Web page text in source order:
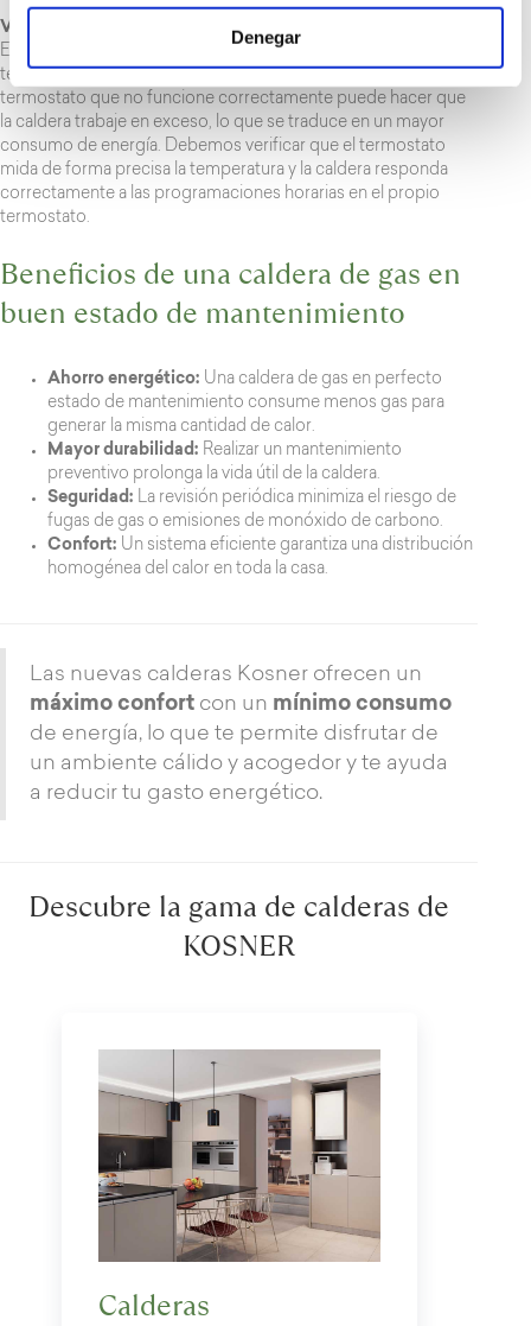
Denegar
Verificación del termostato
El termostato es el panel de control que permite ajustar la
temperatura solicitada en el interior del inmueble. Un
termostato que no funcione correctamente puede hacer que
la caldera trabaje en exceso, lo que se traduce en un mayor
consumo de energía. Debemos verificar que el termostato
mida de forma precisa la temperatura y la caldera responda
correctamente a las programaciones horarias en el propio
termostato.
Beneficios de una caldera de gas en
buen estado de mantenimiento
Ahorro energético: Una caldera de gas en perfecto
estado de mantenimiento consume menos gas para
generar la misma cantidad de calor.
Mayor durabilidad: Realizar un mantenimiento
preventivo prolonga la vida útil de la caldera.
Seguridad: La revisión periódica minimiza el riesgo de
fugas de gas o emisiones de monóxido de carbono.
Confort: Un sistema eficiente garantiza una distribución
homogénea del calor en toda la casa.
Las nuevas calderas Kosner ofrecen un
máximo confort con un mínimo consumo
de energía, lo que te permite disfrutar de
un ambiente cálido y acogedor y te ayuda
a reducir tu gasto energético.
Descubre la gama de calderas de
KOSNER
Calderas